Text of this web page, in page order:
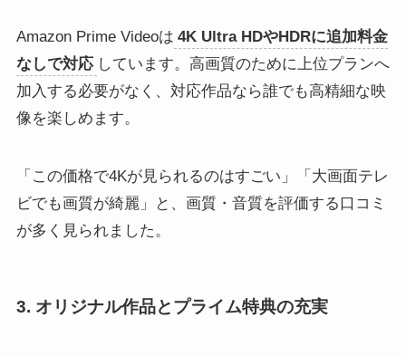
Amazon Prime Videoは 4K Ultra HDやHDRに追加料金
なしで対応 しています。高画質のために上位プランへ
加入する必要がなく、対応作品なら誰でも高精細な映
像を楽しめます。
「この価格で4Kが見られるのはすごい」「大画面テレ
ビでも画質が綺麗」と、画質・音質を評価する口コミ
が多く見られました。
3. オリジナル作品とプライム特典の充実